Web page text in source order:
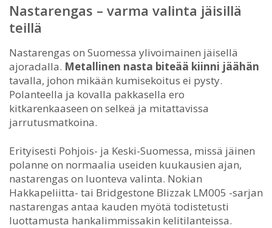
Nastarengas – varma valinta jäisillä
teillä
Nastarengas on Suomessa ylivoimainen jäisellä
ajoradalla. Metallinen nasta biteää kiinni jäähän
tavalla, johon mikään kumisekoitus ei pysty.
Polanteella ja kovalla pakkasella ero
kitkarenkaaseen on selkeä ja mitattavissa
jarrutusmatkoina.
Erityisesti Pohjois- ja Keski-Suomessa, missä jäinen
polanne on normaalia useiden kuukausien ajan,
nastarengas on luonteva valinta. Nokian
Hakkapeliitta- tai Bridgestone Blizzak LM005 -sarjan
nastarengas antaa kauden myötä todistetusti
luottamusta hankalimmissakin kelitilanteissa.